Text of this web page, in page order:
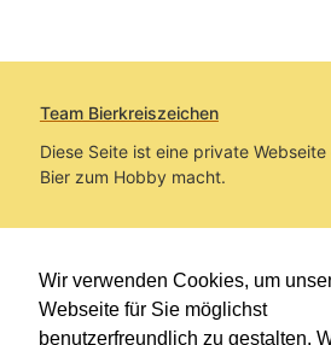
Wir verwenden Cookies, um
Webseite für Sie möglichst
benutzerfreundlich zu gestalten.
Team Bierkreiszeichen
Diese Seite ist eine private
Bier zum Hobby macht.
Sie befinden sich auf https://
im Pfad:Bierkreiszeichen/